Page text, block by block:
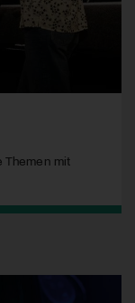
Themen mit